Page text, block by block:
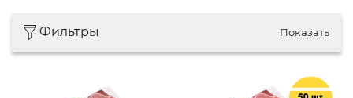
Фильтры Показать